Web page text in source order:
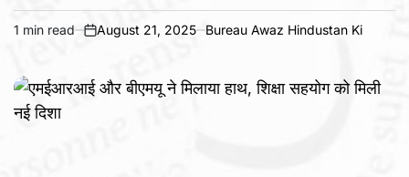
Estimated
time
1 min read
on
August 21, 2025 Bureau Awaz Hindustan Ki